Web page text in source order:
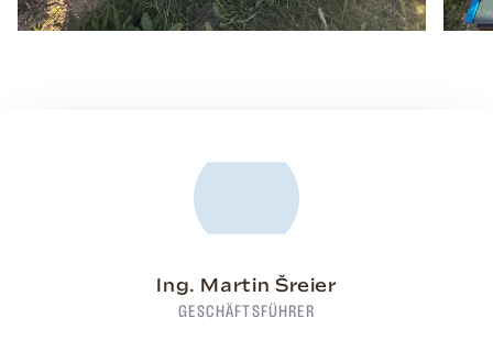
Ing. Martin Šreier
GESCHÄFTSFÜHRER